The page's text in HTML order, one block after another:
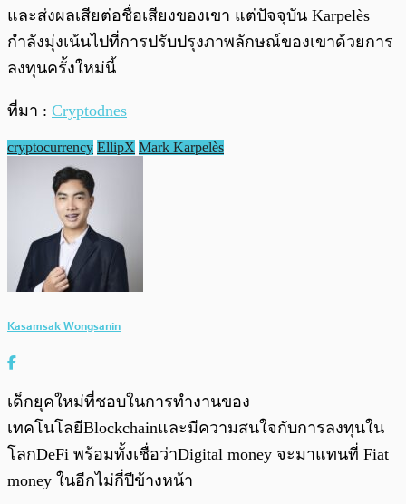
และส่งผลเสียต่อชื่อเสียงของเขา แต่ปัจจุบัน Karpelès
กำลังมุ่งเน้นไปที่การปรับปรุงภาพลักษณ์ของเขาด้วยการ
ลงทุนครั้งใหม่นี้
ที่มา : Cryptodnes
cryptocurrency EllipX Mark Karpelès
Kasamsak Wongsanin
เด็กยุคใหม่ที่ชอบในการทำงานของ
เทคโนโลยีBlockchainและมีความสนใจกับการลงทุนใน
โลกDeFi พร้อมทั้งเชื่อว่าDigital money จะมาแทนที่ Fiat
money ในอีกไม่กี่ปีข้างหน้า